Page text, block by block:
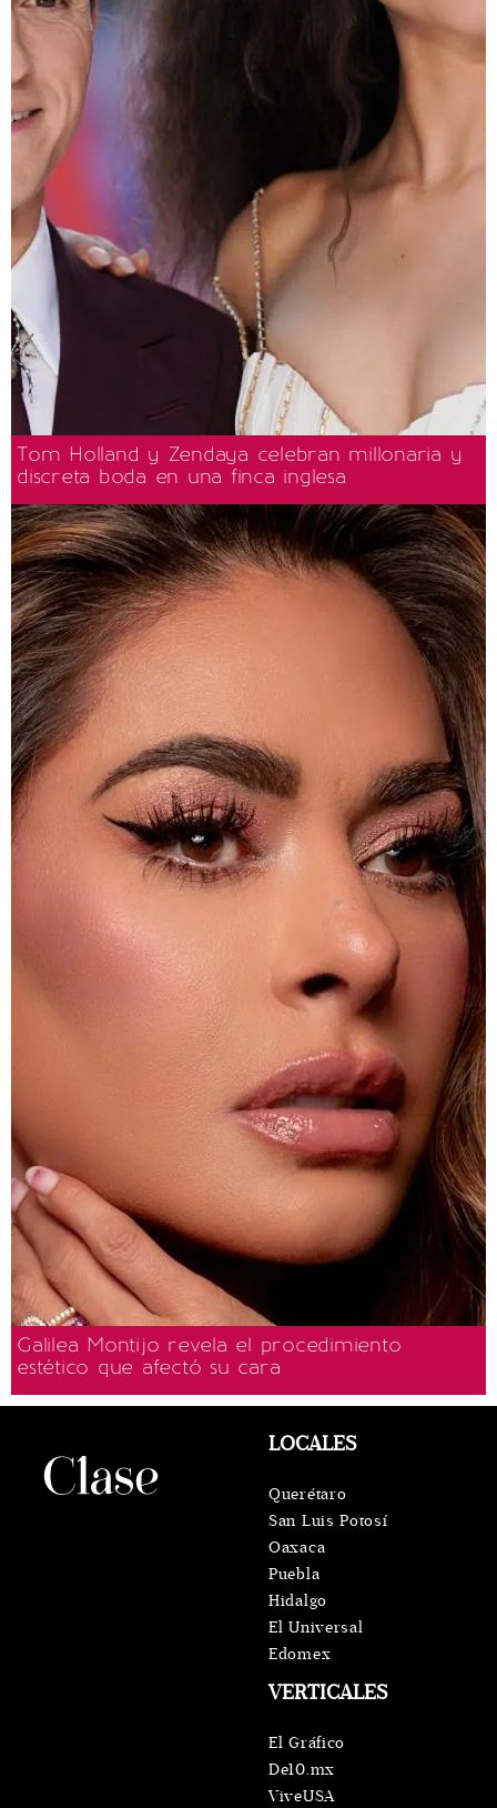
Tom Holland y Zendaya celebran millonaria y
discreta boda en una finca inglesa
Galilea Montijo revela el procedimiento
estético que afectó su cara
VERTICALES
El Gráfico
De10.mx
ViveUSA
LOCALES
Querétaro
San Luis Potosí
Oaxaca
Puebla
Hidalgo
El Universal
Edomex